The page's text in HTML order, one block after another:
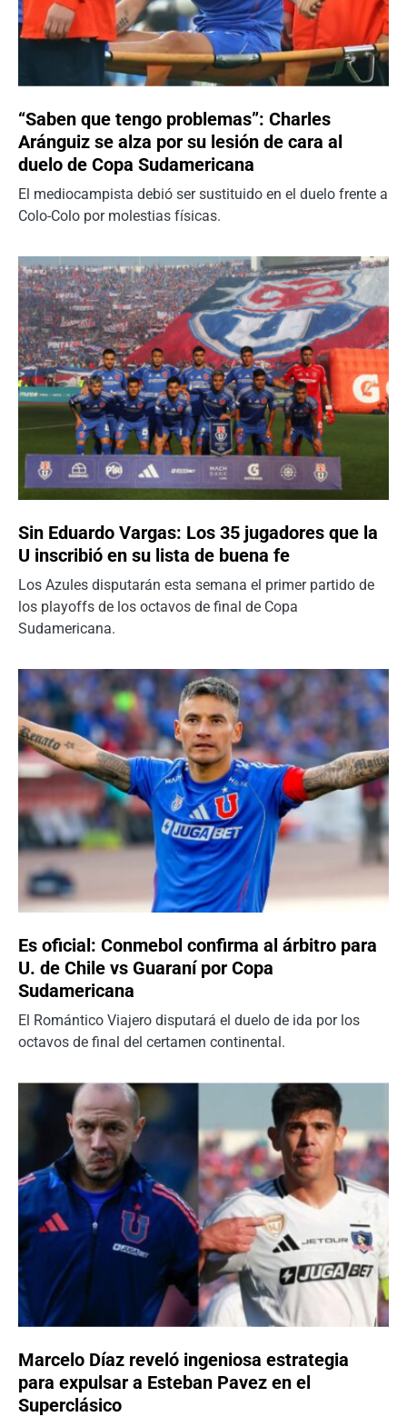
“Saben que tengo problemas”: Charles
Aránguiz se alza por su lesión de cara al
duelo de Copa Sudamericana
El mediocampista debió ser sustituido en el duelo frente a
Colo-Colo por molestias físicas.
Sin Eduardo Vargas: Los 35 jugadores que la
U inscribió en su lista de buena fe
Los Azules disputarán esta semana el primer partido de
los playoffs de los octavos de final de Copa
Sudamericana.
Es oficial: Conmebol confirma al árbitro para
U. de Chile vs Guaraní por Copa
Sudamericana
El Romántico Viajero disputará el duelo de ida por los
octavos de final del certamen continental.
Marcelo Díaz reveló ingeniosa estrategia
para expulsar a Esteban Pavez en el
Superclásico